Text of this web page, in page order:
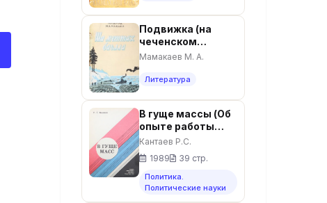
Подвижка (на
чеченском
языке). - Грозный:
Ингушское
издательство,
1958. - 89с.
Мамакаев М. А.
Литература
В гуще массы (Об
опыте работы
постоянных
комиссий
Верховного
Совета Чечено-
Ингушской АССР).
Кантаев Р.С.
1989
39 стр.
Политика.
Политические науки